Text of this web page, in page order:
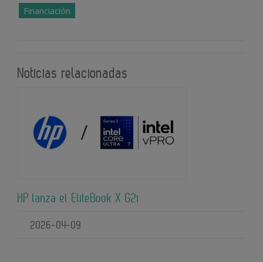
Financiación
Noticias relacionadas
HP lanza el EliteBook X G2i
2026-04-09